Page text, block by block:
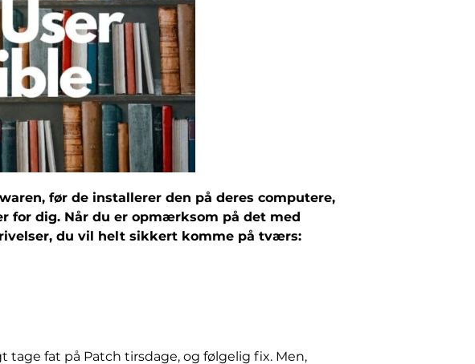
før de installerer den på deres computere,
for dig. Når du er opmærksom på det med
du vil helt sikkert komme på tværs:
fat på Patch tirsdage, og følgelig fix. Men,